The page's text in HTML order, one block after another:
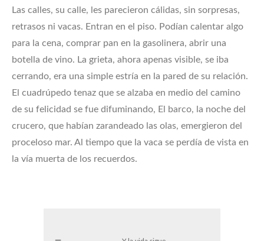
Las calles, su calle, les parecieron cálidas, sin sorpresas,
retrasos ni vacas. Entran en el piso. Podían calentar algo
para la cena, comprar pan en la gasolinera, abrir una
botella de vino. La grieta, ahora apenas visible, se iba
cerrando, era una simple estría en la pared de su relación.
El cuadrúpedo tenaz que se alzaba en medio del camino
de su felicidad se fue difuminando, El barco, la noche del
crucero, que habían zarandeado las olas, emergieron del
proceloso mar. Al tiempo que la vaca se perdía de vista en
la vía muerta de los recuerdos.